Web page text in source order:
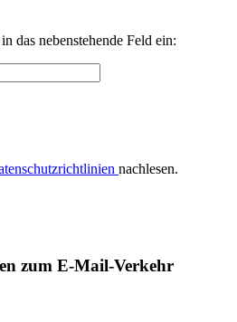
das nebenstehende Feld ein:
nachlesen.
zum E-Mail-Verkehr